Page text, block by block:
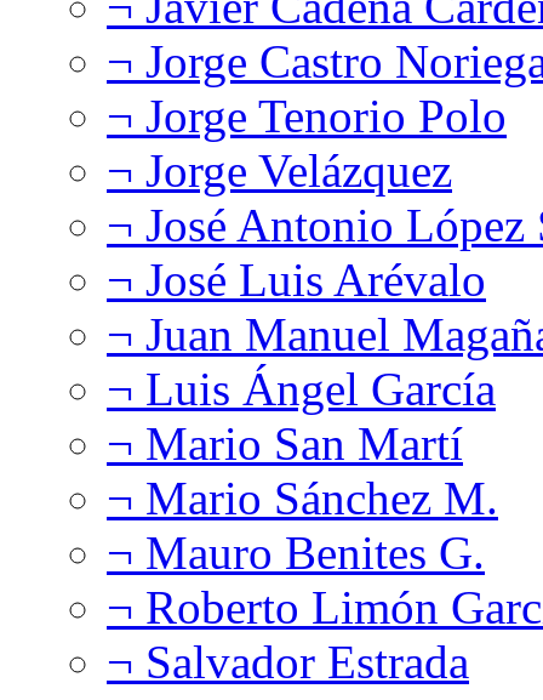
¬ Jorge Castro
¬ Jorge Tenorio Polo
¬ Jorge Velázquez
¬ José Antonio López
¬ José Luis Arévalo
¬ Juan Manuel
¬ Luis Ángel García
¬ Mario San Martí
¬ Mario Sánchez M.
¬ Mauro Benites G.
¬ Roberto Limón
¬ Salvador Estrada